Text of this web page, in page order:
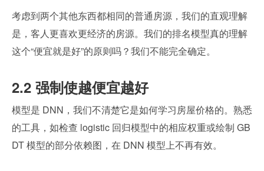
考虑到两个其他东西都相同的普通房源，我们的直观理解
是，客人更喜欢更经济的房源。我们的排名模型真的理解
这个“便宜就是好”的原则吗？我们不能完全确定。
2.2 强制使越便宜越好
模型是 DNN，我们不清楚它是如何学习房屋价格的。熟悉
的工具，如检查 logistic 回归模型中的相应权重或绘制 GB
DT 模型的部分依赖图，在 DNN 模型上不再有效。